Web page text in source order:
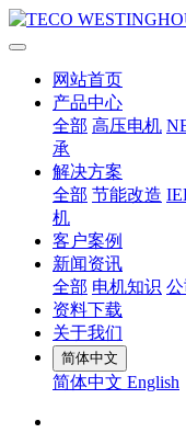
网站首页
产品中心
全部 高压电机
承
解决方案
全部 节能改造
机
客户案例
新闻资讯
全部 电机知识
资料下载
关于我们
简体中文
简体中文 English